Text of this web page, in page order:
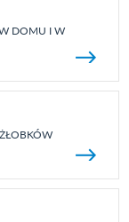
DOMU I W